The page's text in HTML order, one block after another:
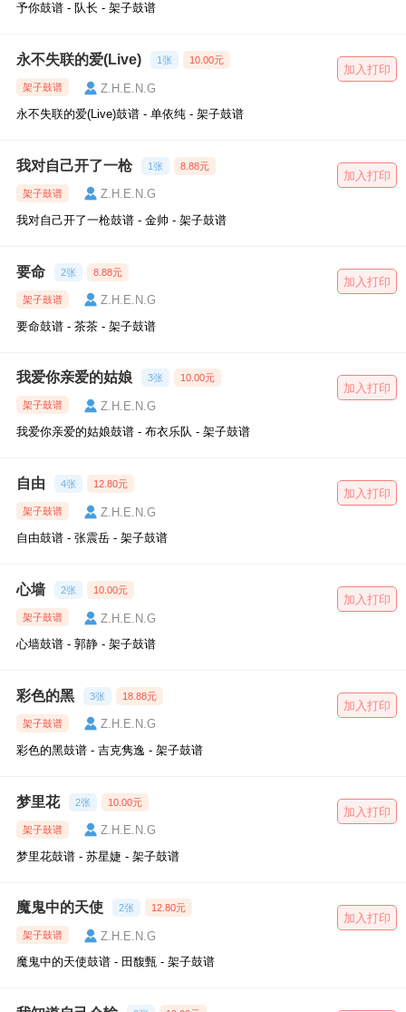
予你鼓谱 - 队长 - 架子鼓谱
永不失联的爱(Live) 1张 10.00元
架子鼓谱
Z.H.E.N.G
永不失联的爱(Live)鼓谱 - 单依纯 - 架子鼓谱
加入打印
我对自己开了一枪 1张 8.88元
架子鼓谱
Z.H.E.N.G
我对自己开了一枪鼓谱 - 金帅 - 架子鼓谱
加入打印
要命 2张 8.88元
架子鼓谱
Z.H.E.N.G
要命鼓谱 - 茶茶 - 架子鼓谱
加入打印
我爱你亲爱的姑娘 3张 10.00元
架子鼓谱
Z.H.E.N.G
我爱你亲爱的姑娘鼓谱 - 布衣乐队 - 架子鼓谱
加入打印
自由 4张 12.80元
架子鼓谱
Z.H.E.N.G
自由鼓谱 - 张震岳 - 架子鼓谱
加入打印
心墙 2张 10.00元
架子鼓谱
Z.H.E.N.G
心墙鼓谱 - 郭静 - 架子鼓谱
加入打印
彩色的黑 3张 18.88元
架子鼓谱
Z.H.E.N.G
彩色的黑鼓谱 - 吉克隽逸 - 架子鼓谱
加入打印
梦里花 2张 10.00元
架子鼓谱
Z.H.E.N.G
梦里花鼓谱 - 苏星婕 - 架子鼓谱
加入打印
魔鬼中的天使 2张 12.80元
架子鼓谱
Z.H.E.N.G
魔鬼中的天使鼓谱 - 田馥甄 - 架子鼓谱
加入打印